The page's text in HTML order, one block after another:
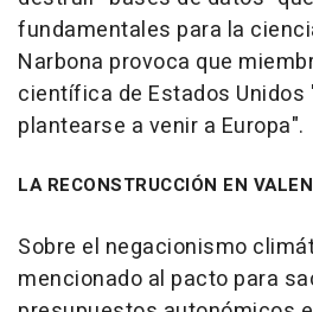
fundamentales para la
Narbona provoca que
científica de Estados Unidos
plantearse a venir a Europa".
LA RECONSTRUCCIÓN EN
Sobre el negacionismo
mencionado al pacto para